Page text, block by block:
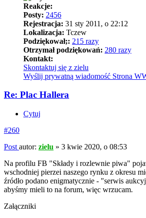
Reakcje:
Posty: 2456
Rejestracja: 31 sty 2011, o 22:12
Lokalizacja: Tczew
Podziękował;: 215 razy
Otrzymał podziękowań: 280 razy
Kontakt:
Skontaktuj się z zielu
Wyślij prywatną wiadomość Strona
Re: Plac Hallera
Cytuj
#260
Post autor: zielu » 3 kwie 2020, o 08:53
Na profilu FB "Składy i rozlewnie piwa"
wschodniej pierzei naszego rynku z okresu
źródło podano enigmatycznie - "serwis
abyśmy mieli to na forum, więc wrzucam.
Załączniki